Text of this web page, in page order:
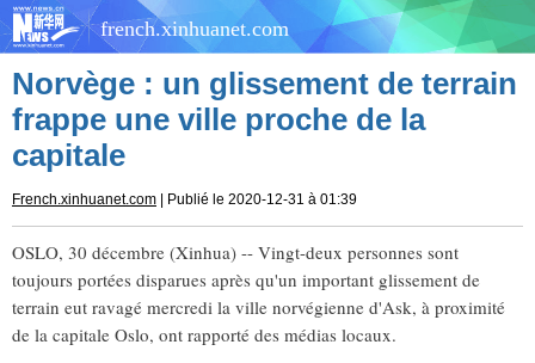
french.xinhuanet.com
Norvège : un glissement de terrain
frappe une ville proche de la
capitale
French.xinhuanet.com | Publié le 2020-12-31 à 01:39
OSLO, 30 décembre (Xinhua) -- Vingt-deux personnes sont
toujours portées disparues après qu'un important glissement de
terrain eut ravagé mercredi la ville norvégienne d'Ask, à proximité
de la capitale Oslo, ont rapporté des médias locaux.